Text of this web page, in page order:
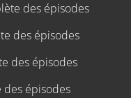
des épisodes
des épisodes
des épisodes
des épisodes